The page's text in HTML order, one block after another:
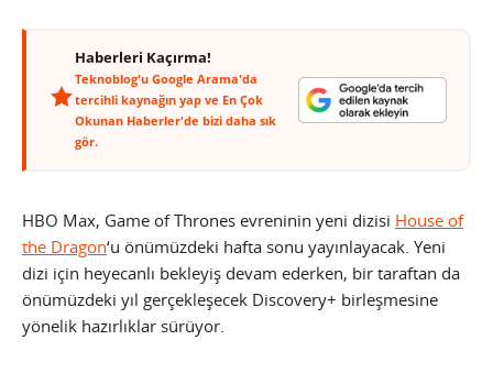
Haberleri Kaçırma!
Teknoblog'u Google Arama'da
tercihli kaynağın yap ve En Çok
Okunan Haberler'de bizi daha sık
gör.
HBO Max, Game of Thrones evreninin yeni dizisi House of
the Dragon‘u önümüzdeki hafta sonu yayınlayacak. Yeni
dizi için heyecanlı bekleyiş devam ederken, bir taraftan da
önümüzdeki yıl gerçekleşecek Discovery+ birleşmesine
yönelik hazırlıklar sürüyor.